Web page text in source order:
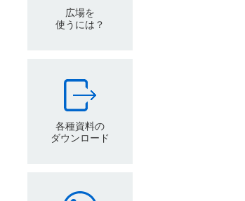
広場を
使うには？
各種資料の
ダウンロード